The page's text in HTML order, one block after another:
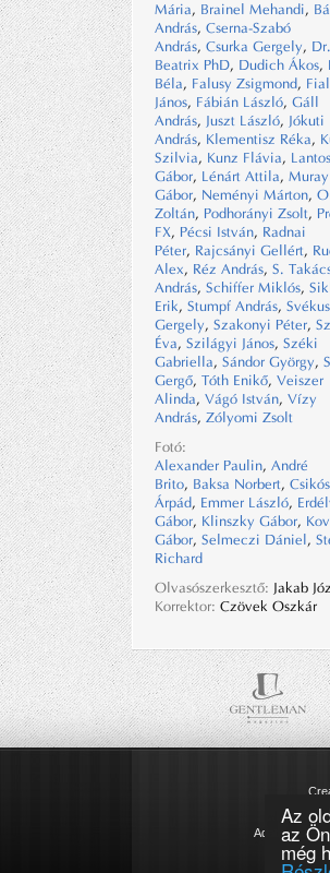
Az
az
még
Mária, Brainel Mehandi,
András, Cserna-Szabó
András, Csurka Gergely,
Beatrix PhD, Dudich Ákos,
Béla, Falusy Zsigmond,
János, Fábián László, Gáll
András, Juszt László, Jókuti
András, Klementisz Réka,
Szilvia, Kunz Flávia, Lantos
Gábor, Lénárt Attila, Muray
Gábor, Neményi Márton,
Zoltán, Podhorányi Zsolt,
FX, Pécsi István, Radnai
Péter, Rajcsányi Gellért,
Alex, Réz András, S.
András, Schiffer Miklós,
Erik, Stumpf András, Svékus
Gergely, Szakonyi Péter,
Éva, Szilágyi János, Széki
Gabriella, Sándor György,
Gergő, Tóth Enikő, Veiszer
Alinda, Vágó István, Vízy
András, Zólyomi Zsolt
Fotó:
Alexander Paulin, André
Brito, Baksa Norbert, Csikós
Árpád, Emmer László,
Gábor, Klinszky Gábor,
Gábor, Selmeczi Dániel ,
Richard
Olvasószerkesztő: Jakab
Korrektor: Czövek Oszkár
Adatkezelési
Cookie